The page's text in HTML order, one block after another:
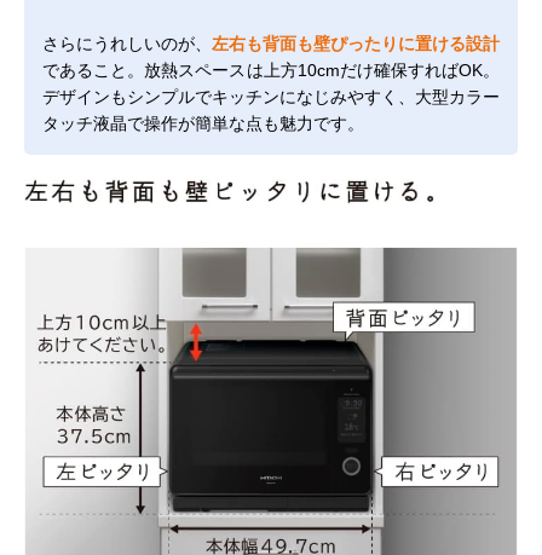
さらにうれしいのが、 左右も背面も壁ぴったりに置ける設計
であること。放熱スペースは上方10cmだけ確保すればOK。
デザインもシンプルでキッチンになじみやすく、大型カラー
タッチ液晶で操作が簡単な点も魅力です。